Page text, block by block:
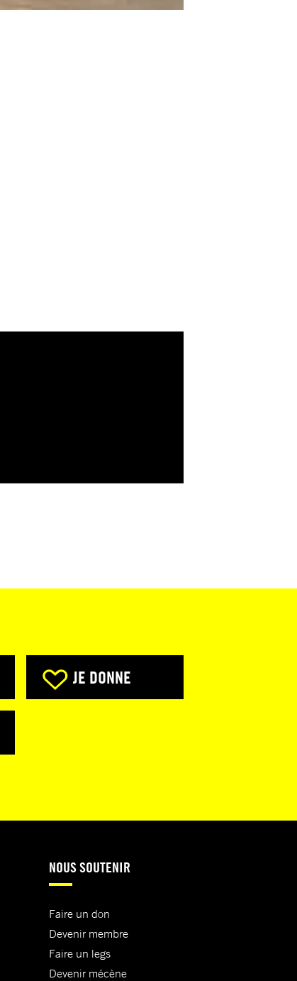
JE DONNE
NOUS SOUTENIR
Faire un don
Devenir membre
Faire un legs
Devenir mécène